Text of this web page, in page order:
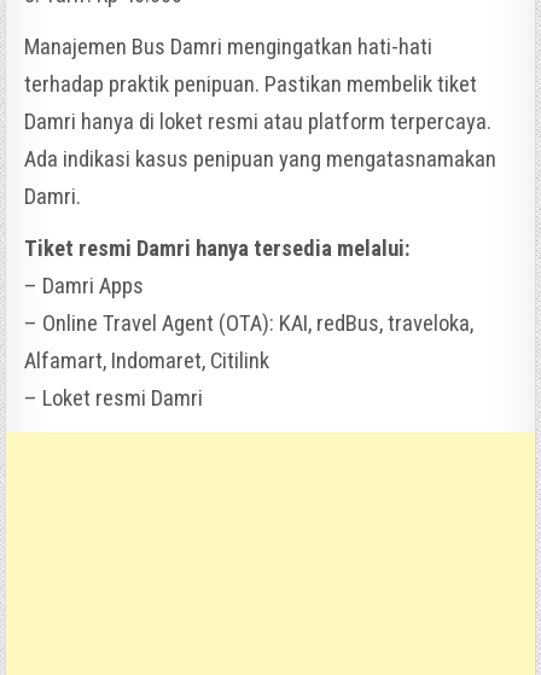
Manajemen Bus Damri mengingatkan hati-hati
terhadap praktik penipuan. Pastikan membelik tiket
Damri hanya di loket resmi atau platform terpercaya.
Ada indikasi kasus penipuan yang mengatasnamakan
Damri.
Tiket resmi Damri hanya tersedia melalui:
– Damri Apps
– Online Travel Agent (OTA): KAI, redBus, traveloka,
Alfamart, Indomaret, Citilink
– Loket resmi Damri